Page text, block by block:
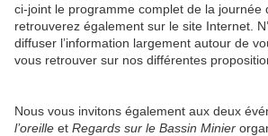
ci-joint le programme complet de la journée
retrouverez également sur le site Internet.
diffuser l’information largement autour de
vous retrouver sur nos différentes
Nous vous invitons également aux deux
l’oreille et Regards sur le Bassin Minier